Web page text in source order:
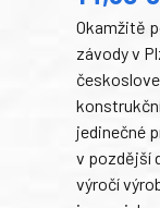
Okamžitě
závody v
jedinečné
v pozdější
výročí